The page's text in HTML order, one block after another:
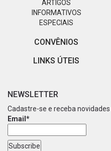
ARTIGOS
INFORMATIVOS
ESPECIAIS
CONVÊNIOS
LINKS ÚTEIS
NEWSLETTER
Cadastre-se e receba
Email*